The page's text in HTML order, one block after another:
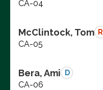
CA-04
McClintock, Tom R
CA-05
Bera, Ami D
CA-06